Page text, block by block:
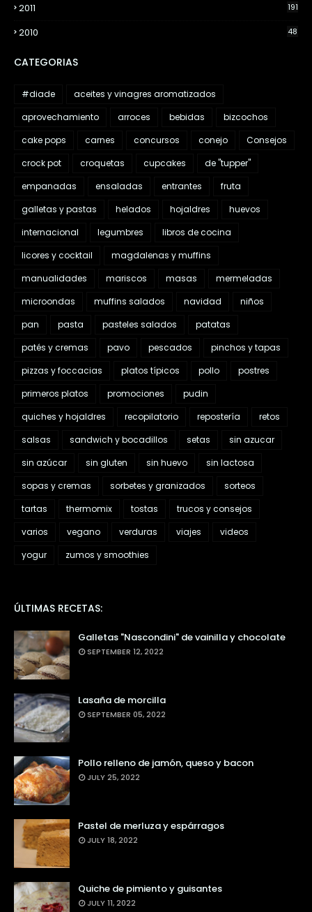
2011 191
2010 48
CATEGORIAS
#diade
aceites y vinagres aromatizados
aprovechamiento
arroces bebidas
bizcochos
cake pops
carnes concursos conejo
Consejos
crock pot
croquetas cupcakes
de "tupper"
empanadas
ensaladas entrantes
fruta
galletas y pastas
helados hojaldres
huevos
internacional
legumbres
libros de cocina
licores y cocktail
magdalenas y muffins
manualidades
mariscos masas
mermeladas
microondas
muffins salados navidad
niños
pan
pasta pasteles salados
patatas
patés y cremas
pavo pescados
pinchos y tapas
pizzas y foccacias
platos típicos pollo
postres
primeros platos
promociones
pudin
quiches y hojaldres
recopilatorio repostería
retos
salsas
sandwich y bocadillos setas
sin azucar
sin azúcar
sin gluten sin huevo
sin lactosa
sopas y cremas
sorbetes y granizados
sorteos
tartas
thermomix tostas
trucos y consejos
varios
vegano verduras viajes
videos
yogur
zumos y smoothies
ÚLTIMAS RECETAS:
Galletas "Nascondini" de vainilla y chocolate
SEPTEMBER 12, 2022
Lasaña de morcilla
SEPTEMBER 05, 2022
Pollo relleno de jamón, queso y bacon
JULY 25, 2022
Pastel de merluza y espárragos
JULY 18, 2022
Quiche de pimiento y guisantes
JULY 11, 2022